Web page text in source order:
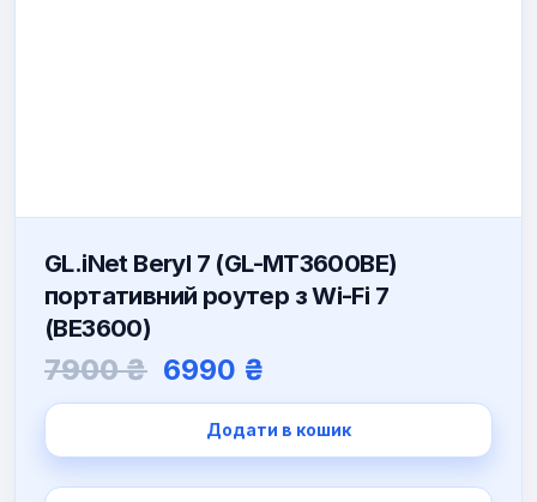
GL.iNet Beryl 7 (GL-MT3600BE)
портативний роутер з Wi-Fi 7
(BE3600)
7900₴ Оригінальна
ціна:
7900 ₴.
6990 ₴
ціна:
6990 ₴.
Додати в кошик